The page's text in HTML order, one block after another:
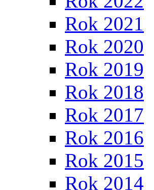
Rok 2021
Rok 2020
Rok 2019
Rok 2018
Rok 2017
Rok 2016
Rok 2015
Rok 2014